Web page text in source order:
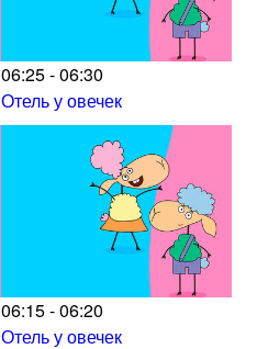
06:25 - 06:30
Отель у овечек
06:15 - 06:20
Отель у овечек